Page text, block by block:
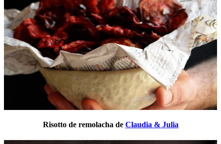
Risotto de remolacha de Claudia & Julia